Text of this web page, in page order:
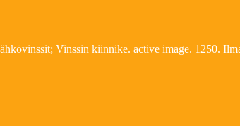
Vinssin kiinnike. active image. 1250.